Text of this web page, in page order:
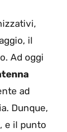
il
Ad oggi
ad
Dunque,
e il punto